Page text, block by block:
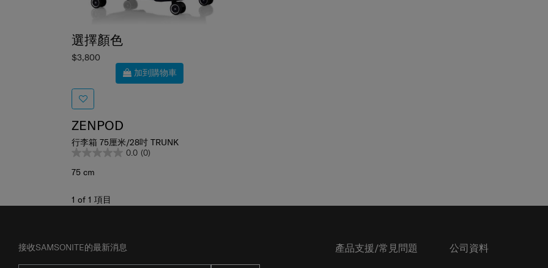
選擇顏色
$3,800
加到購物車
ZENPOD
行李箱 75厘米/28吋 TRUNK
0.0 (0)
75 cm
1 of 1 項目
接收SAMSONITE的最新消息 產品支援/常見問題 公司資料